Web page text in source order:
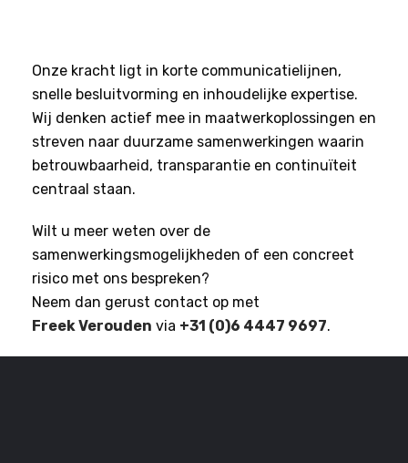
Onze kracht ligt in korte communicatielijnen,
snelle besluitvorming en inhoudelijke expertise.
Wij denken actief mee in maatwerkoplossingen en
streven naar duurzame samenwerkingen waarin
betrouwbaarheid, transparantie en continuïteit
centraal staan.
Wilt u meer weten over de
samenwerkingsmogelijkheden of een concreet
risico met ons bespreken?
Neem dan gerust contact op met
Freek Verouden via +31 (0)6 4447 9697.